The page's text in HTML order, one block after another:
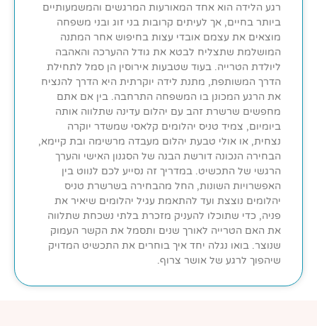
רגע הלידה הוא אחד המאורעות המרגשים והמשמעותיים
ביותר בחיים, אך לעיתים קרובות בני זוג ובני משפחה
מוצאים את עצמם אובדי עצות בחיפוש אחר המתנה
המושלמת שתצליח לבטא את גודל ההערכה והאהבה
ליולדת הטרייה. בעוד שטבעות אירוסין הן סמל לתחילת
הדרך המשותפת, מתנת לידה יוקרתית היא הדרך להנציח
את הרגע המכונן בו המשפחה התרחבה. בין אם אתם
מחפשים שרשרת זהב עם יהלום עדינה שתלווה אותה
ביומיום, צמיד טניס יהלומים קלאסי שמשדר יוקרה
נצחית, או אולי טבעת יהלום מעבדה מרשימה ובת קיימא,
הבחירה הנכונה דורשת הבנה של הסגנון האישי והערך
הרגשי של התכשיט. במדריך זה נסייע לכם לנווט בין
האפשרויות השונות, החל מהבחירה בשרשרת טניס
יהלומים נוצצת ועד להתאמת עגיל יהלומים שיאיר את
פניה, כדי שתוכלו להעניק מזכרת בלתי נשכחת שתלווה
את האם הטרייה לאורך שנים ותסמל את הקשר העמוק
שנוצר. בואו נגלה יחד איך בוחרים את התכשיט המדויק
שיהפוך לרגע של אושר צרוף.